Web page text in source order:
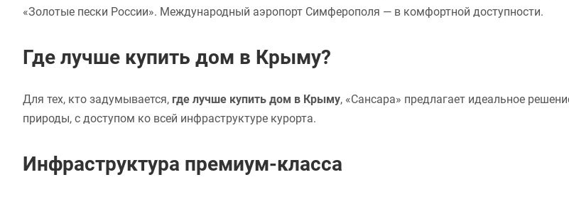
«Золотые пески России». Международный аэропорт Симферополя — в комфортной доступности.
Где лучше купить дом в Крыму?
Для тех, кто задумывается, где лучше купить дом в Крыму, «Сансара» предлагает идеальное
природы, с доступом ко всей инфраструктуре курорта.
Инфраструктура премиум-класса